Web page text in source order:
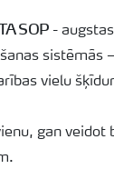
SOP -
sistēmās
vielu
gan veidot